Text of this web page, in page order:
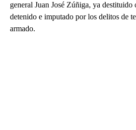
general Juan José Zúñiga, ya
detenido e imputado por los delitos de
armado.